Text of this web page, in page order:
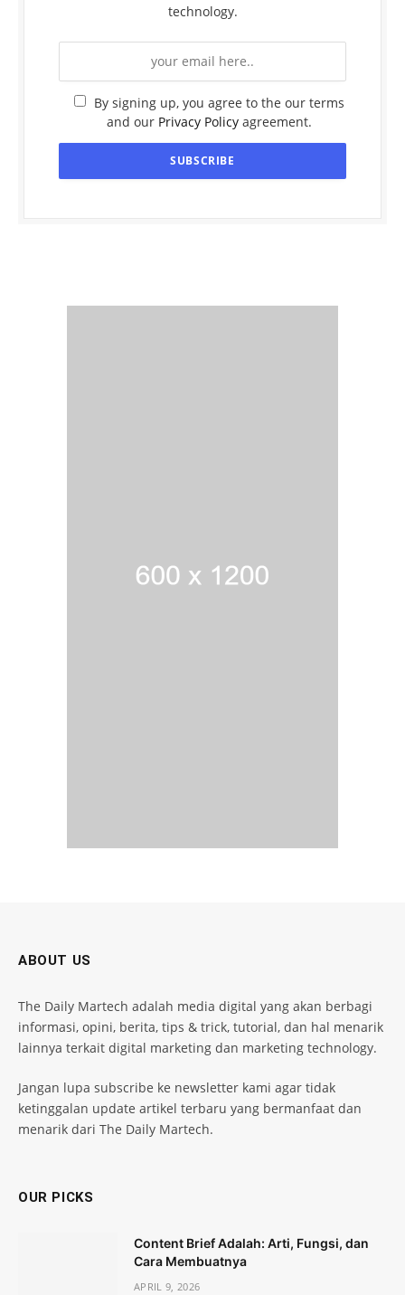
technology.
By signing up, you agree to the our terms
and our Privacy Policyagreement.
ABOUT US
The Daily Martech adalah media digital yang akan berbagi
informasi, opini, berita, tips & trick, tutorial, dan hal menarik
lainnya terkait digital marketing dan marketing technology.
Jangan lupa subscribe ke newsletter kami agar tidak
ketinggalan update artikel terbaru yang bermanfaat dan
menarik dari The Daily Martech.
OUR PICKS
Content Brief Adalah: Arti, Fungsi, dan
Cara Membuatnya
APRIL 9, 2026